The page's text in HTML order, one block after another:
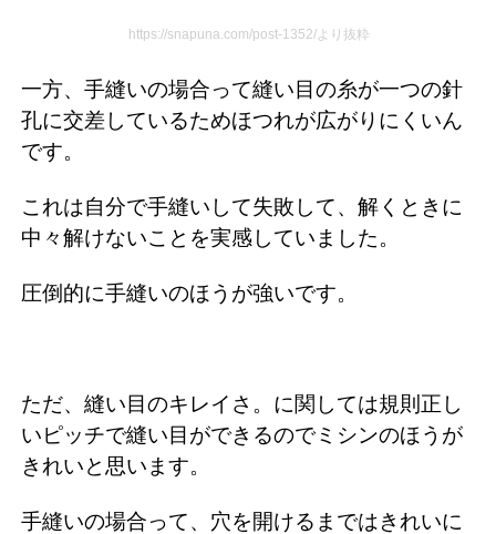
https://snapuna.com/post-1352/より抜粋
一方、手縫いの場合って縫い目の糸が一つの針
孔に交差しているためほつれが広がりにくいん
です。
これは自分で手縫いして失敗して、解くときに
中々解けないことを実感していました。
圧倒的に手縫いのほうが強いです。
ただ、縫い目のキレイさ。に関しては規則正し
いピッチで縫い目ができるのでミシンのほうが
きれいと思います。
手縫いの場合って、穴を開けるまではきれいに